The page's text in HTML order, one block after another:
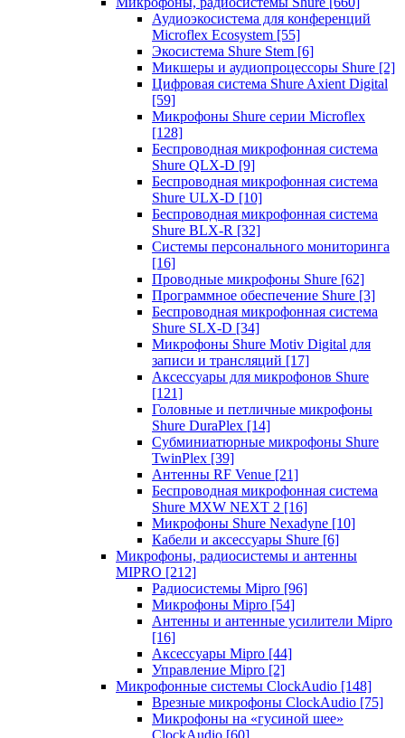
Аудиоэкосистема для конференций
Microflex Ecosystem [55]
Экосистема Shure Stem [6]
Микшеры и аудиопроцессоры Shure [2]
Цифровая система Shure Axient Digital
[59]
Микрофоны Shure серии Microflex
[128]
Беспроводная микрофонная система
Shure QLX-D [9]
Беспроводная микрофонная система
Shure ULX-D [10]
Беспроводная микрофонная система
Shure BLX-R [32]
Системы персонального мониторинга
[16]
Проводные микрофоны Shure [62]
Программное обеспечение Shure [3]
Беспроводная микрофонная система
Shure SLX-D [34]
Микрофоны Shure Motiv Digital для
записи и трансляций [17]
Аксессуары для микрофонов Shure
[121]
Головные и петличные микрофоны
Shure DuraPlex [14]
Субминиатюрные микрофоны Shure
TwinPlex [39]
Антенны RF Venue [21]
Беспроводная микрофонная система
Shure MXW NEXT 2 [16]
Микрофоны Shure Nexadyne [10]
Кабели и аксессуары Shure [6]
Микрофоны, радиосистемы и антенны
MIPRO [212]
Радиосистемы Mipro [96]
Микрофоны Mipro [54]
Антенны и антенные усилители Mipro
[16]
Аксессуары Mipro [44]
Управление Mipro [2]
Микрофонные системы ClockAudio [148]
Врезные микрофоны ClockAudio [75]
Микрофоны на «гусиной шее»
ClockAudio [60]